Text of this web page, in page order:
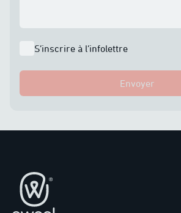
S’inscrire à l’infolettre
Envoyer
Pied de page